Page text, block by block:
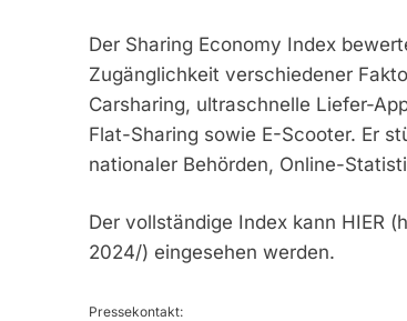
Der Sharing Economy Index
Zugänglichkeit verschiedener
Carsharing, ultraschnelle Liefer-
Flat-Sharing sowie E-Scooter. Er
nationaler Behörden, Online-
Der vollständige Index kann HIER
2024/) eingesehen werden.
Pressekontakt: